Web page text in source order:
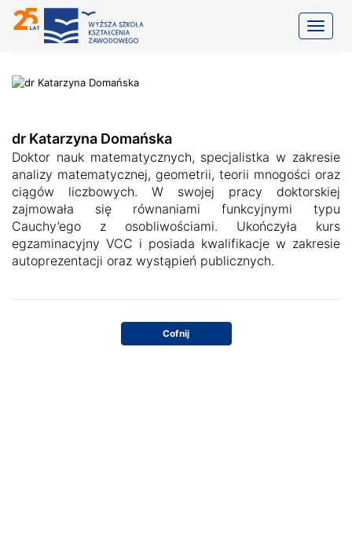
dr Katarzyna Domańska
Doktor nauk matematycznych, specjalistka w zakresie
analizy matematycznej, geometrii, teorii mnogości oraz
ciągów liczbowych. W swojej pracy doktorskiej
zajmowała się równaniami funkcyjnymi typu
Cauchy’ego z osobliwościami. Ukończyła kurs
egzaminacyjny VCC i posiada kwalifikacje w zakresie
autoprezentacji oraz wystąpień publicznych.